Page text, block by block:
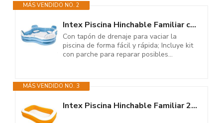
MÁS VENDIDO NO. 2
Intex Piscina Hinchable Familiar con Asientos, 229x229x66 cm, 990 litros, 4...
Con tapón de drenaje para vaciar la
piscina de forma fácil y rápida; Incluye kit
con parche para reparar posibles...
MÁS VENDIDO NO. 3
Intex Piscina Hinchable Familiar 236x157x48 (cm)